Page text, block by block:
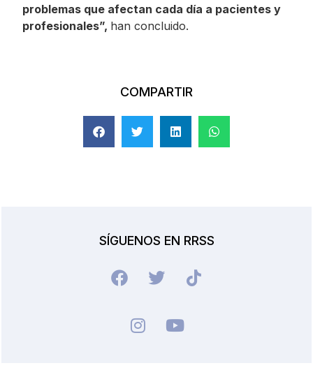
problemas que afectan cada día a pacientes y
profesionales”, han concluido.
COMPARTIR
SÍGUENOS EN RRSS